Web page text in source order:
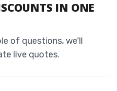
IN ONE
of questions, we'll
live quotes.